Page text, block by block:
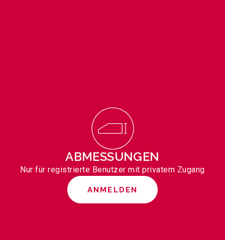
ABMESSUNGEN
Nur für registrierte Benutzer mit privatem Zugang
ANMELDEN